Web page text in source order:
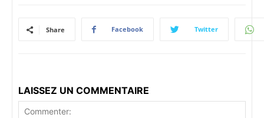
Share Facebook Twitter
LAISSEZ UN COMMENTAIRE